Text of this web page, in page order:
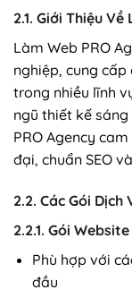
2.1. Giới Thiệu
Làm Web PRO
nghiệp, cung
trong nhiều lĩnh
ngũ thiết kế
PRO Agency
đại, chuẩn SEO
2.2. Các Gói Dịch
2.2.1. Gói
Phù hợp với
đầu